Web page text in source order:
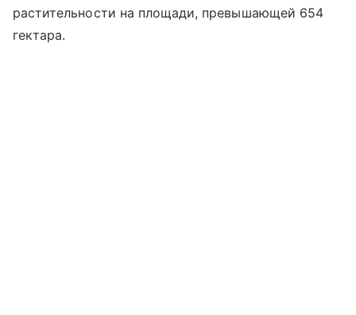
растительности на площади, превышающей 654
гектара.